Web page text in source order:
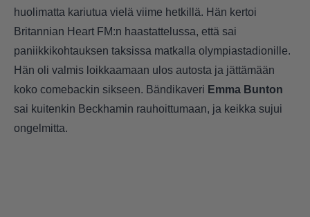
huolimatta kariutua vielä viime hetkillä. Hän kertoi
Britannian Heart FM:n haastattelussa, että sai
paniikkikohtauksen taksissa matkalla olympiastadionille.
Hän oli valmis loikkaamaan ulos autosta ja jättämään
koko comebackin sikseen. Bändikaveri Emma Bunton
sai kuitenkin Beckhamin rauhoittumaan, ja keikka sujui
ongelmitta.